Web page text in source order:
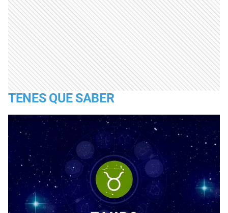
TENES QUE SABER